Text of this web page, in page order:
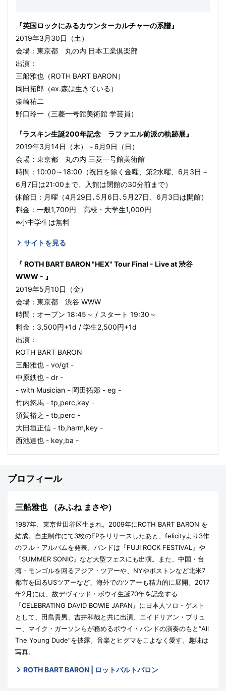
『英国ロックにみるカウンターカルチャーの系譜』
2019年3月30日（土）
会場：東京都 丸の内 日本工業倶楽部
出演：
三船雅也（ROTH BART BARON）
岡田拓郎（ex.森は生きている）
柴崎祐二
野口玲一（三菱一号館美術館 学芸員）
『ラスキン生誕200年記念 ラファエル前派の軌跡展』
2019年3月14日（木）～6月9日（日）
会場：東京都 丸の内 三菱一号館美術館
時間：10:00～18:00（祝日を除く金曜、第2水曜、6月3日～
6月7日は21:00まで、入館は閉館の30分前まで）
休館日：月曜（4月29日､5月6日､5月27日、6月3日は開館）
料金：一般1,700円 高校・大学生1,000円
※小中学生は無料
サイトを見る
『 ROTH BART BARON "HEX" Tour Final - Live at 渋谷
WWW - 』
2019年5月10日（金）
会場：東京都 渋谷 WWW
時間：オープン 18:45～ / スタート 19:30～
料金：3,500円+1d / 学生2,500円+1d
出演：
ROTH BART BARON
三船雅也 - vo/gt -
中原鉄也 - dr -
- with Musician - 岡田拓郎 - eg -
竹内悠馬 - tp,perc,key -
須賀裕之 - tb,perc -
大田垣正信 - tb,harm,key -
西池達也 - key,ba -
プロフィール
三船雅也 （みふね まさや）
1987年、東京世田谷区生まれ。2009年にROTH BART BARON を
結成。自主制作にて3枚のEPをリリースしたあと、felicityより3作
のフル・アルバムを発表。バンドは『FUJI ROCK FESTIVAL』や
『SUMMER SONIC』など大型フェスにも出演。また、中国・台
湾・モンゴルを回るアジア・ツアーや、NYやボストンなど北米7
都市を回るUSツアーなど、海外でのツアーも精力的に展開。2017
年2月には、故デヴィッド・ボウイ生誕70年を記念する
『CELEBRATING DAVID BOWIE JAPAN』に日本人ソロ・ゲスト
として、田島貴男、吉井和哉と共に出演、エイドリアン・ブリュ
ー、マイク・ガーソンらが務めるボウイ・バンドの演奏のもと“All
The Young Dude”を披露。音楽とヒグマをこよなく愛す。趣味は
写真。
ROTH BART BARON | ロットバルトバロン